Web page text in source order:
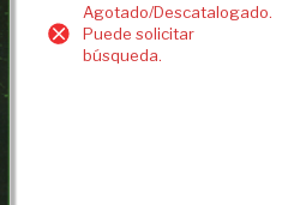
Agotado/Descatalogado.
Puede solicitar
búsqueda.